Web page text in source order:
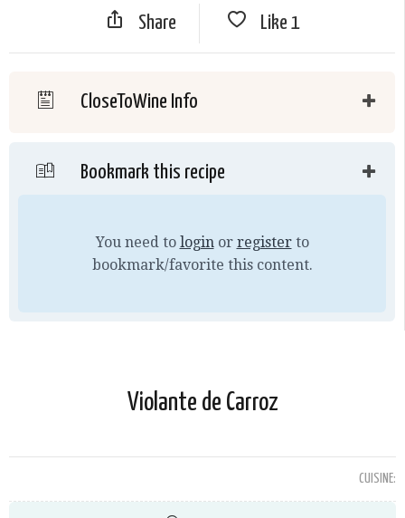
Share Like 1
CloseToWine Info
Bookmark this recipe
You need to loginor registerto
bookmark/favorite this content.
Violante de Carroz
CUISINE: